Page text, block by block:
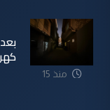
دقيقة
منذ 15